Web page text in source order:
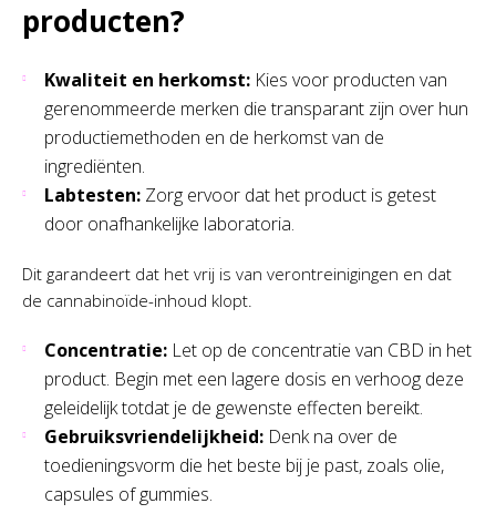
producten?
Kwaliteit en herkomst: Kies voor producten van
gerenommeerde merken die transparant zijn over hun
productiemethoden en de herkomst van de
ingrediënten.
Labtesten: Zorg ervoor dat het product is getest
door onafhankelijke laboratoria.
Dit garandeert dat het vrij is van verontreinigingen en dat
de cannabinoïde-inhoud klopt.
Concentratie: Let op de concentratie van CBD in het
product. Begin met een lagere dosis en verhoog deze
geleidelijk totdat je de gewenste effecten bereikt.
Gebruiksvriendelijkheid: Denk na over de
toedieningsvorm die het beste bij je past, zoals olie,
capsules of gummies.